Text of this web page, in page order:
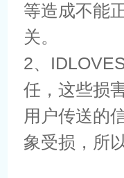
等造成不能
关。
2、
任，这些损
用户传送的
象受损，所